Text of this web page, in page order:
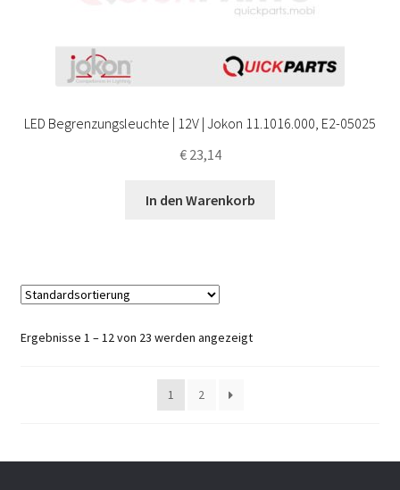
LED Begrenzungsleuchte | 12V | Jokon 11.1016.000, E2-05025
€23,14
In den Warenkorb
Ergebnisse 1 – 12 von 23 werden angezeigt
1 2